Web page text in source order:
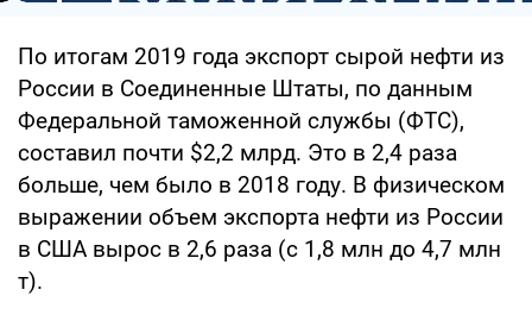
По итогам 2019 года экспорт сырой нефти из
России в Соединенные Штаты, по данным
Федеральной таможенной службы (ФТС),
составил почти $2,2 млрд. Это в 2,4 раза
больше, чем было в 2018 году. В физическом
выражении объем экспорта нефти из России
в США вырос в 2,6 раза (с 1,8 млн до 4,7 млн
т).